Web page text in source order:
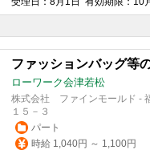
ファッションバッグ等
ローワーク会津若松
株式会社 ファインモールド -
１５－３
パート
時給 1,040円 ～ 1,100円